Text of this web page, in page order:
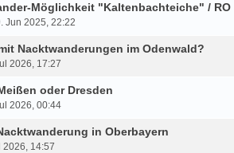
Möglichkeit "Kaltenbachteiche" / RO
Jun 2025, 22:22
Nacktwanderungen im Odenwald?
2026, 17:27
oder Dresden
2026, 00:44
in Oberbayern
2026, 14:57